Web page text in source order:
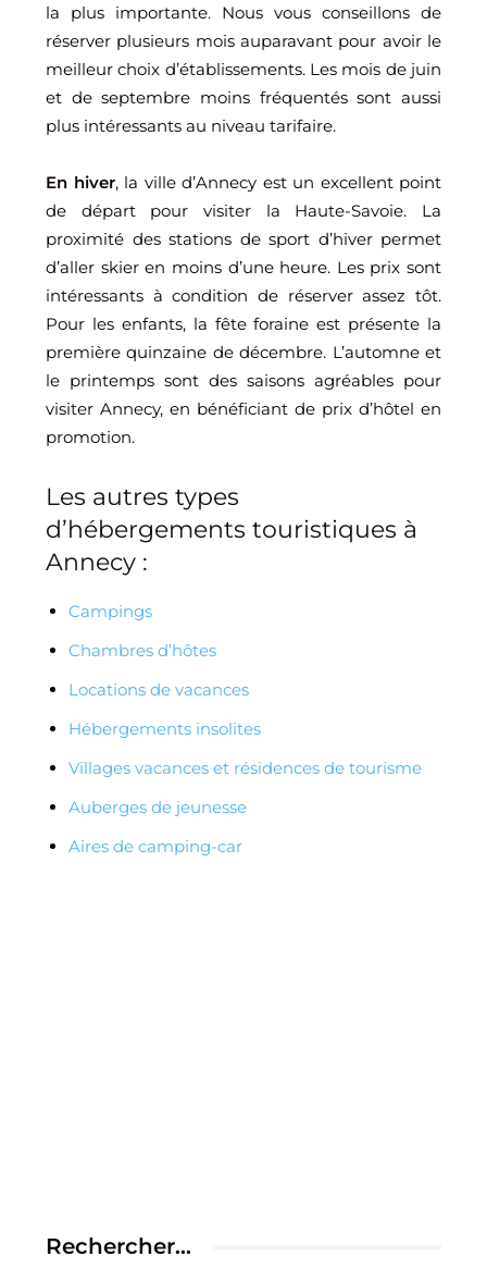
la plus importante. Nous vous conseillons de
réserver plusieurs mois auparavant pour avoir le
meilleur choix d’établissements. Les mois de juin
et de septembre moins fréquentés sont aussi
plus intéressants au niveau tarifaire.
En hiver, la ville d’Annecy est un excellent point
de départ pour visiter la Haute-Savoie. La
proximité des stations de sport d’hiver permet
d’aller skier en moins d’une heure. Les prix sont
intéressants à condition de réserver assez tôt.
Pour les enfants, la fête foraine est présente la
première quinzaine de décembre. L’automne et
le printemps sont des saisons agréables pour
visiter Annecy, en bénéficiant de prix d’hôtel en
promotion.
Les autres types
d’hébergements touristiques à
Annecy :
Campings
Chambres d’hôtes
Locations de vacances
Hébergements insolites
Villages vacances et résidences de tourisme
Auberges de jeunesse
Aires de camping-car
Rechercher…